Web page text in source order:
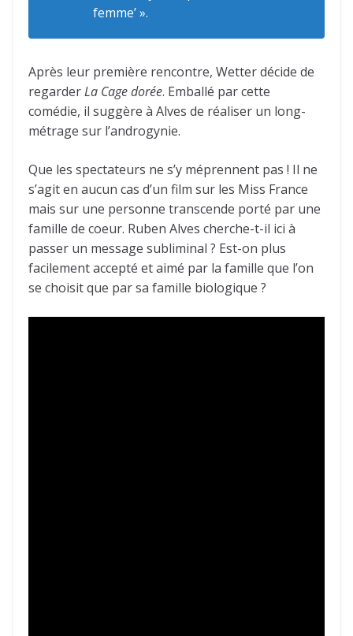
femme’ ».
Après leur première rencontre, Wetter décide de
regarderLa Cage dorée. Emballé par cette
comédie, il suggère à Alves de réaliser un long-
métrage sur l’androgynie.
Que les spectateurs ne s’y méprennent pas ! Il ne
s’agit en aucun cas d’un film sur les Miss France
mais sur une personne transcende porté par une
famille de coeur. Ruben Alves cherche-t-il ici à
passer un message subliminal ? Est-on plus
facilement accepté et aimé par la famille que l’on
se choisit que par sa famille biologique ?